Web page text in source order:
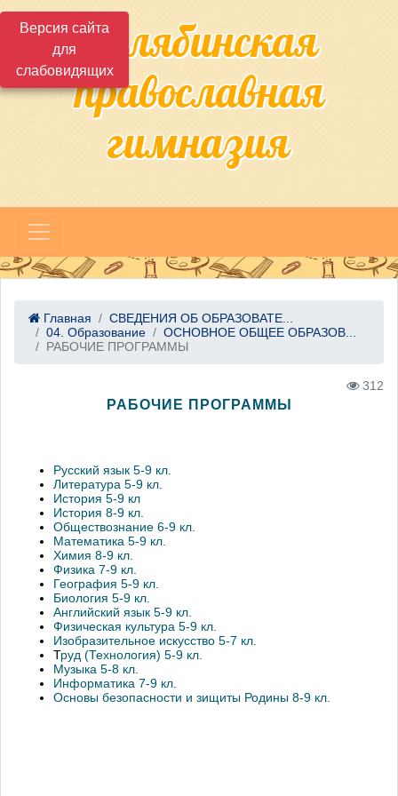
Версия сайта
для
слабовидящихЧелябинская
православная
гимназия
Главная
СВЕДЕНИЯ ОБ ОБРАЗОВАТЕ...
04. Образование
ОСНОВНОЕ ОБЩЕЕ ОБРАЗОВ...
РАБОЧИЕ ПРОГРАММЫ
312
РАБОЧИЕ ПРОГРАММЫ
Русский язык 5-9 кл.
Литература 5-9 кл.
История 5-9 кл
История 8-9 кл.
Обществознание 6-9 кл.
Математика 5-9 кл.
Химия 8-9 кл.
Физика 7-9 кл.
География 5-9 кл.
Биология 5-9 кл.
Английский язык 5-9 кл.
Физическая культура 5-9 кл.
Изобразительное искусство 5-7 кл.
Труд (Технология) 5-9 кл.
Музыка 5-8 кл.
Информатика 7-9 кл.
Основы безопасности и зищиты Родины 8-9 кл.